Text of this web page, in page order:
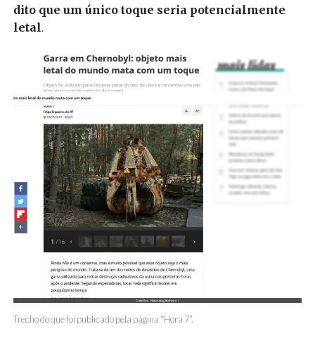
dito que um único toque seria potencialmente
letal.
Trecho do que foi publicado pela página “Hora 7”.